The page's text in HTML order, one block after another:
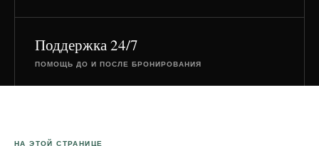
Поддержка 24/7
ПОМОЩЬ ДО И ПОСЛЕ БРОНИРОВАНИЯ
НА ЭТОЙ СТРАНИЦЕ